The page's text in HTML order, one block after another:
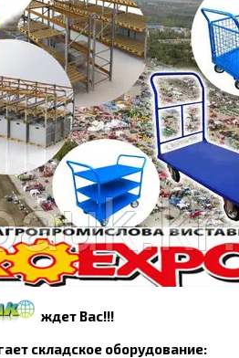
ждет Вас!!!
складское оборудование: